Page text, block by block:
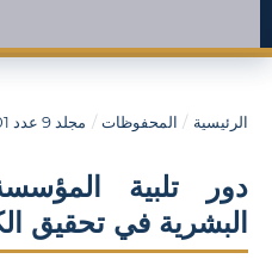
الرئيسية / المحفوظات / مجلد 9 عدد 01 (2012): 09(01)-2012
دور تلبية
البشرية في تحقيق